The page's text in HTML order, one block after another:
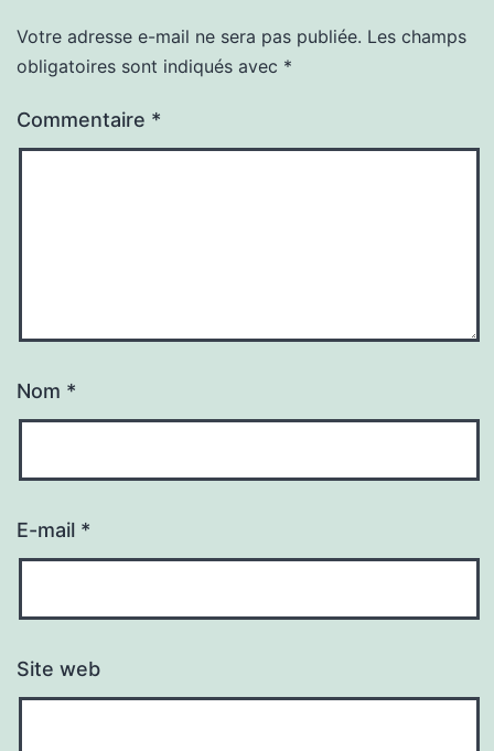
Votre adresse e-mail ne sera pas publiée. Les champs
obligatoires sont indiqués avec *
Commentaire *
Nom *
E-mail *
Site web